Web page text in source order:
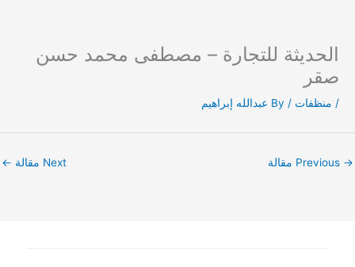
content
الحديثة للتجارة – مصطفى محمد حسن
صقر
/ منظفات / By عبدالله إبراهيم
→ Next مقالة ←